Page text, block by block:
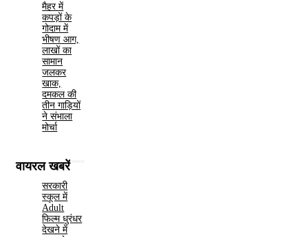
मैहर में
कपड़ों के
गोदाम में
भीषण आग,
लाखों का
सामान
जलकर
खाक,
दमकल की
तीन गाड़ियों
ने संभाला
मोर्चा
वायरल खबरें
सरकारी
स्कूल में
Adult
फिल्म धुरंधर
देखने में